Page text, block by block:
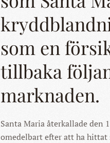
som en
tillbaka
marknaden.
Santa Maria återkallade den
omedelbart efter att ha